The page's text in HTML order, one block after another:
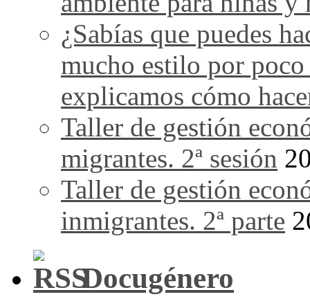
¿Sabías que puedes
mucho estilo por
explicamos cómo
Taller de gestión
migrantes. 2ª sesión
Taller de gestión
inmigrantes. 2ª parte
Docugénero